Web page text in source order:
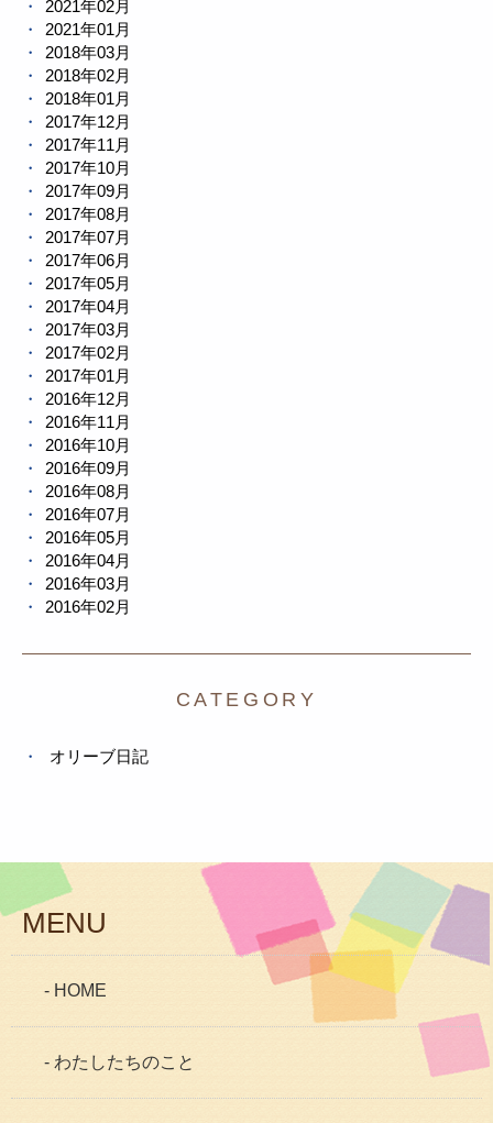
2021年02月
2021年01月
2018年03月
2018年02月
2018年01月
2017年12月
2017年11月
2017年10月
2017年09月
2017年08月
2017年07月
2017年06月
2017年05月
2017年04月
2017年03月
2017年02月
2017年01月
2016年12月
2016年11月
2016年10月
2016年09月
2016年08月
2016年07月
2016年05月
2016年04月
2016年03月
2016年02月
CATEGORY
オリーブ日記
MENU
- HOME
- わたしたちのこと